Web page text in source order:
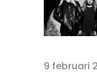
9 februari